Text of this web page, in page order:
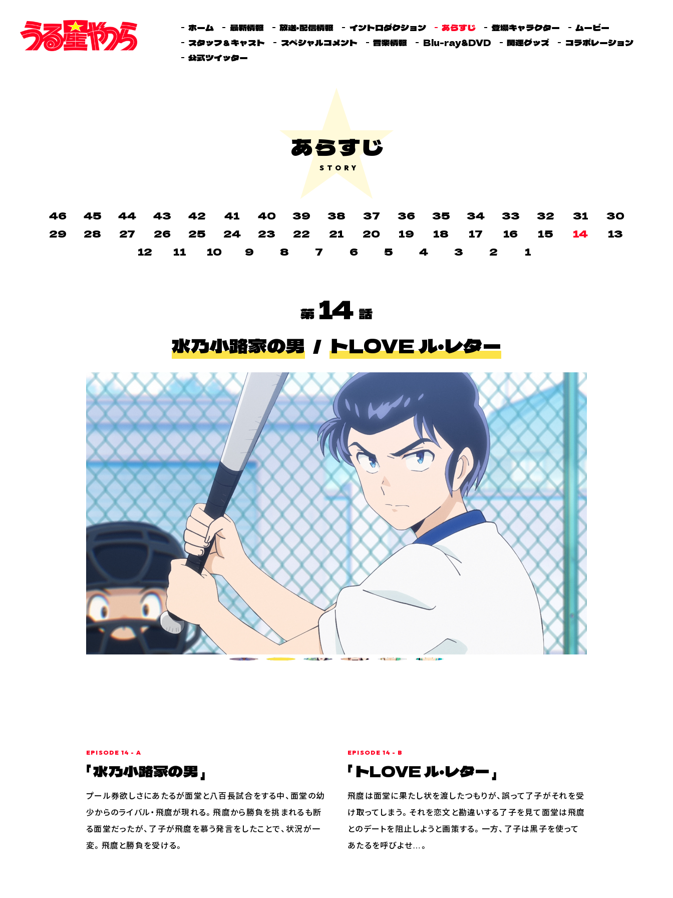
ホーム 最新情報 放送・配信情報 イントロダクション あらすじ 登場キャラクター
ムービー
スタッフ＆キャスト
スペシャルコメント 音楽情報 Blu-ray&DVD 関連グッズ
コラボレーション
公式ツイッター
あらすじ
STORY
46 45 44 43 42 41 40 39 38 37 36 35 34 33 32 31
30
29
28 27 26 25 24 23 22 21 20 19 18 17 16 15 14
13
12
11 10 9 8 7 6 5 4 3 2 1
14
水乃小路家の男 トLOVE ル・レター
EPISODE 14 - A
水乃小路家の男
プール券欲しさにあたるが面堂と八百長試合をする中、面堂の幼
少からのライバル・飛麿が現れる。飛麿から勝負を挑まれるも断
る面堂だったが、了子が飛麿を慕う発言をしたことで、状況が一
変。飛麿と勝負を受ける。
EPISODE 14 - B
トLOVE ル・レター
飛麿は面堂に果たし状を渡したつもりが、誤って了子がそれを受
け取ってしまう。それを恋文と勘違いする了子を見て面堂は飛麿
とのデートを阻止しようと画策する。一方、了子は黒子を使って
あたるを呼びよせ…。